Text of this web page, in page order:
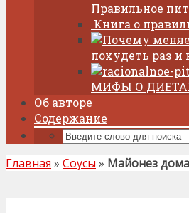
Правильное
Книга о
похудеть раз и
МИФЫ О
Об авторе
Содержание
Главная » Соусы » Майонез